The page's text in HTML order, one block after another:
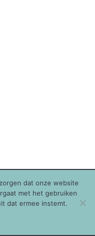
dat onze website
met het gebruiken
dat ermee instemt.